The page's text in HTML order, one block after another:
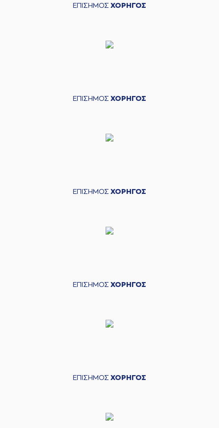
ΕΠΙΣΗΜΟΣ ΧΟΡΗΓΟΣ
ΕΠΙΣΗΜΟΣ ΧΟΡΗΓΟΣ
ΕΠΙΣΗΜΟΣ ΧΟΡΗΓΟΣ
ΕΠΙΣΗΜΟΣ ΧΟΡΗΓΟΣ
ΕΠΙΣΗΜΟΣ ΧΟΡΗΓΟΣ